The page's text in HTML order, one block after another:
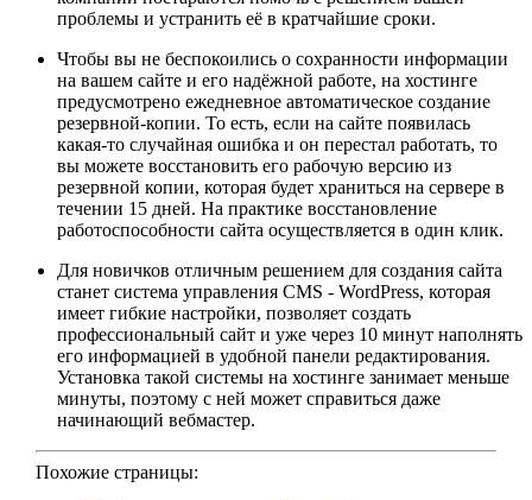
проблемы и устранить её в кратчайшие сроки.
Чтобы вы не беспокоились о сохранности информации
на вашем сайте и его надёжной работе, на хостинге
предусмотрено ежедневное автоматическое создание
резервной-копии. То есть, если на сайте появилась
какая-то случайная ошибка и он перестал работать, то
вы можете восстановить его рабочую версию из
резервной копии, которая будет храниться на сервере в
течении 15 дней. На практике восстановление
работоспособности сайта осуществляется в один клик.
Для новичков отличным решением для создания сайта
станет система управления CMS - WordPress, которая
имеет гибкие настройки, позволяет создать
профессиональный сайт и уже через 10 минут наполнять
его информацией в удобной панели редактирования.
Установка такой системы на хостинге занимает меньше
минуты, поэтому с ней может справиться даже
начинающий вебмастер.
Похожие страницы: